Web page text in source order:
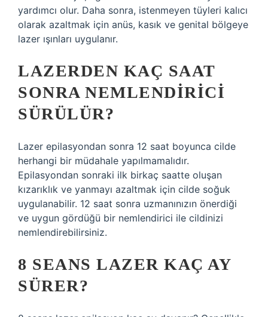
yardımcı olur. Daha sonra, istenmeyen tüyleri kalıcı
olarak azaltmak için anüs, kasık ve genital bölgeye
lazer ışınları uygulanır.
LAZERDEN KAÇ SAAT
SONRA NEMLENDIRICI
SÜRÜLÜR?
Lazer epilasyondan sonra 12 saat boyunca cilde
herhangi bir müdahale yapılmamalıdır.
Epilasyondan sonraki ilk birkaç saatte oluşan
kızarıklık ve yanmayı azaltmak için cilde soğuk
uygulanabilir. 12 saat sonra uzmanınızın önerdiği
ve uygun gördüğü bir nemlendirici ile cildinizi
nemlendirebilirsiniz.
8 SEANS LAZER KAÇ AY
SÜRER?